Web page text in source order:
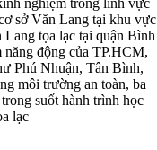
nghiệm trong lĩnh vực
sở Văn Lang tại khu vực
tọa lạc tại quận Bình
động của TP.HCM,
Phú Nhuận, Tân Bình,
môi trường an toàn, ba
suốt hành trình học
lạc